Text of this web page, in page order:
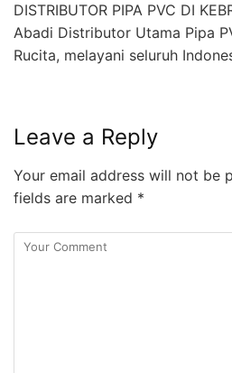
DISTRIBUTOR PIPA PVC DI
Abadi Distributor Utama Pipa
Rucita, melayani seluruh
Leave a Reply
Your email address will not be
fields are marked *